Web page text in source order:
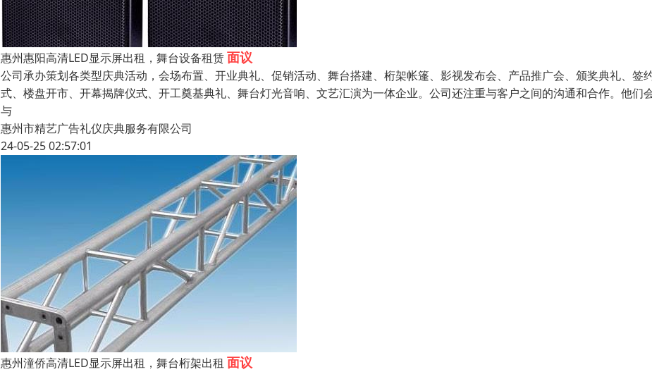
惠州惠阳高清LED显示屏出租，舞台设备租赁面议
公司承办策划各类型庆典活动，会场布置、开业典礼、促销活动、舞台搭建、桁架帐篷、影视发布会、产品推广会、颁奖典礼、签
式、楼盘开市、开幕揭牌仪式、开工奠基典礼、舞台灯光音响、文艺汇演为一体企业。公司还注重与客户之间的沟通和合作。他们
与
惠州市精艺广告礼仪庆典服务有限公司
24-05-25 02:57:01
惠州潼侨高清LED显示屏出租，舞台桁架出租 面议